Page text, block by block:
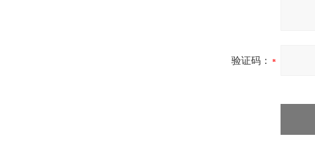
验证码：